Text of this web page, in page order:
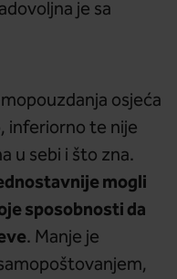
je sa
osjeća
inferiorno te nije
u sebi i što zna.
mogli
sposobnosti da
. Manje je